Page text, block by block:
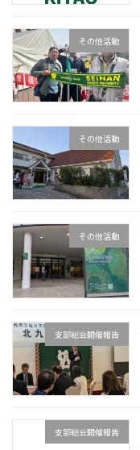
その他活動
その他活動
その他活動
支部総会開催報告
支部総会開催報告